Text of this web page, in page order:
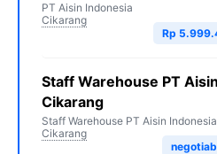
PT Aisin Indonesia
Cikarang
Rp
Staff Warehouse PT
Cikarang
Staff Warehouse PT Aisin
Cikarang